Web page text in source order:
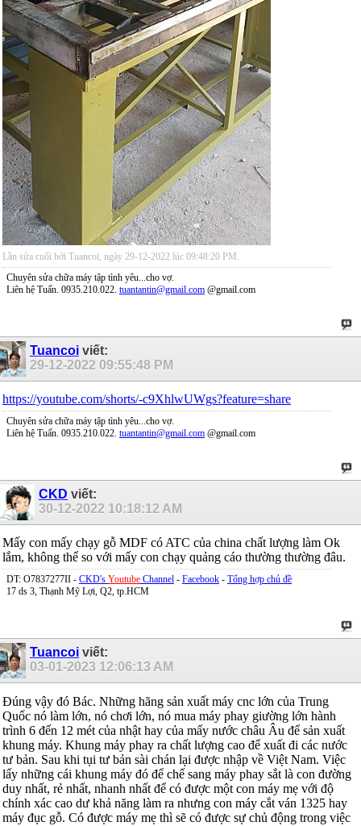
Lần sửa cuối bởi Tuancoi, ngày 29-12-2022 lúc 09:48:20 PM .
Chuyên sửa chữa máy tập tình yêu...cho vợ.
Liên hệ Tuấn. 0935.210.022. tuantantin@gmail.com @gmail.com
Tuancoi viết:
29-12-2022 09:55:48 PM
https://youtube.com/shorts/-c9XhlwUWgs?feature=share
Chuyên sửa chữa máy tập tình yêu...cho vợ.
Liên hệ Tuấn. 0935.210.022. tuantantin@gmail.com @gmail.com
CKD viết:
30-12-2022 10:18:12 AM
Mấy con mấy chạy gỗ MDF có ATC của china chất lượng làm Ok
lắm, không thể so với mấy con chạy quảng cáo thường thường đâu.
DT: O7837277II - CKD's Youtube Channel - Facebook - Tổng hợp chủ đề
17 ds 3, Thạnh Mỹ Lợi, Q2, tp.HCM
Tuancoi viết:
03-01-2023 12:06:13 AM
Đúng vậy đó Bác. Những hãng sản xuất máy cnc lớn của Trung
Quốc nó làm lớn, nó chơi lớn, nó mua máy phay giường lớn hành
trình 6 đến 12 mét của nhật hay của mấy nước châu Âu để sản xuất
khung máy. Khung máy phay ra chất lượng cao để xuất đi các nước
tư bản. Sau khi tụi tư bản sài chán lại được nhập về Việt Nam. Việc
lấy những cái khung máy đó để chế sang máy phay sắt là con đường
duy nhất, rẻ nhất, nhanh nhất để có được một con máy mẹ với độ
chính xác cao dư khả năng làm ra nhưng con máy cắt ván 1325 hay
máy đục gỗ. Có được máy mẹ thì sẽ có được sự chủ động trong việc